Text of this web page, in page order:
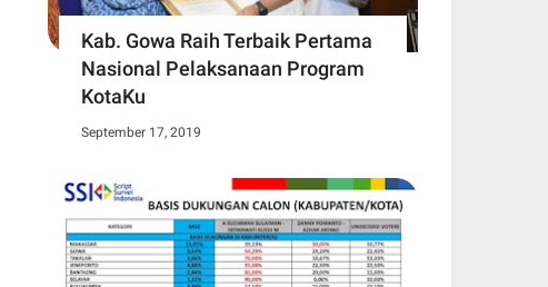
Kab. Gowa Raih Terbaik Pertama
Nasional Pelaksanaan Program
KotaKu
September 17, 2019